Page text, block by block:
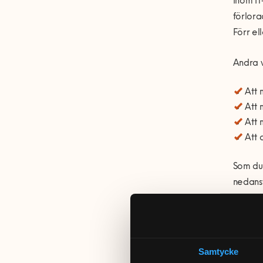
Samtycke
Förr
Andra
Att
Att
Att
Att
Som